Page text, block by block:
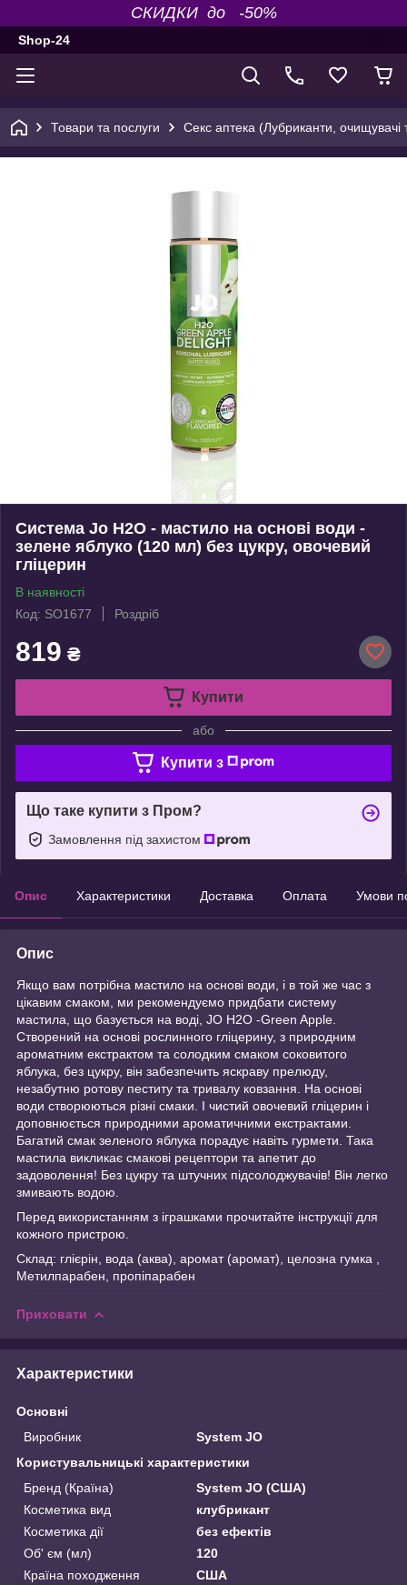
СКИДКИ до -50%
Shop-24
Товари та послуги Секс аптека (Лубриканти, очищувачі
Система Jo H2O - мастило на основі води -
зелене яблуко (120 мл) без цукру, овочевий
гліцерин
В наявності
Код: SO1677
Роздріб
819 ₴
Купити
або
Купити з
Що таке купити з Пром?
Замовлення під захистом
Опис Характеристики Доставка Оплата Умови
Опис
Якщо вам потрібна мастило на основі води, і в той же час з
цікавим смаком, ми рекомендуємо придбати систему
мастила, що базується на воді, JO H2O -Green Apple.
Створений на основі рослинного гліцерину, з природним
ароматним екстрактом та солодким смаком соковитого
яблука, без цукру, він забезпечить яскраву прелюду,
незабутню ротову пеститу та тривалу ковзання. На основі
води створюються різні смаки. І чистий овочевий гліцерин і
доповнюється природними ароматичними екстрактами.
Багатий смак зеленого яблука порадує навіть гурмети. Така
мастила викликає смакові рецептори та апетит до
задоволення! Без цукру та штучних підсолоджувачів! Він легко
змивають водою.
Перед використанням з іграшками прочитайте інструкції для
кожного пристрою.
Склад: глієрін, вода (аква), аромат (аромат), целозна гумка ,
Метилпарабен, пропіпарабен
Приховати
Характеристики
Основні
Виробник
System JO
Користувальницькі характеристики
Бренд (Країна)
System JO (США)
Косметика вид
клубрикант
Косметика дії
без ефектів
Об' єм (мл)
120
Країна походження
США